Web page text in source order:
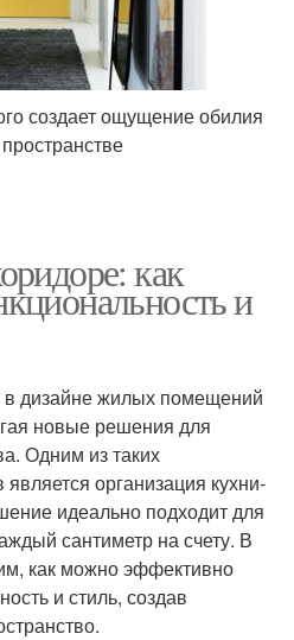
создает ощущение обилия
как
и
дизайне жилых помещений
новые решения для
Одним из таких
организация кухни-
идеально подходит для
сантиметр на счету. В
как можно эффективно
и стиль, создав